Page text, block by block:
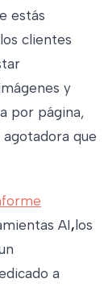
estás
clientes
y
por página,
que
AI,los
a